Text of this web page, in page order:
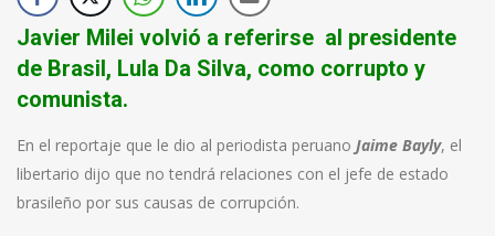
Javier Milei volvió a referirse al presidente
de Brasil, Lula Da Silva, como corrupto y
comunista.
En el reportaje que le dio al periodista peruano Jaime Bayly, el
libertario dijo que no tendrá relaciones con el jefe de estado
brasileño por sus causas de corrupción.